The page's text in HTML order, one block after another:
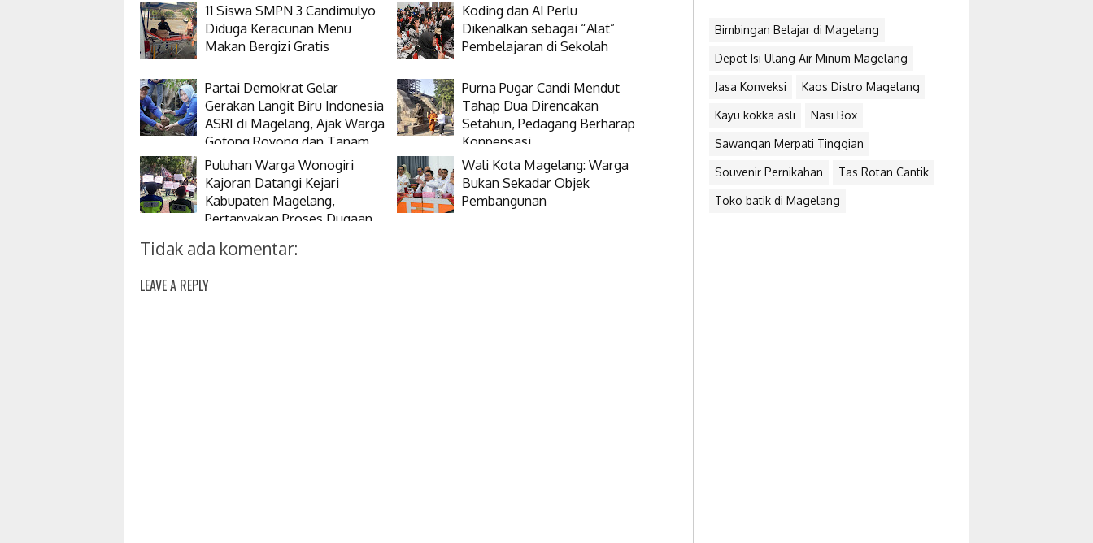
11 Siswa SMPN 3 Candimulyo
Diduga Keracunan Menu
Makan Bergizi Gratis
Koding dan AI Perlu
Dikenalkan sebagai “Alat”
Pembelajaran di Sekolah
Partai Demokrat Gelar
Gerakan Langit Biru Indonesia
ASRI di Magelang, Ajak Warga
Gotong Royong dan Tanam
Pohon
Purna Pugar Candi Mendut
Tahap Dua Direncakan
Setahun, Pedagang Berharap
Konpensasi
Puluhan Warga Wonogiri
Kajoran Datangi Kejari
Kabupaten Magelang,
Pertanyakan Proses Dugaan
Wali Kota Magelang: Warga
Bukan Sekadar Objek
Pembangunan
Tidak ada komentar:
LEAVE A REPLY
Bimbingan Belajar di Magelang
Depot Isi Ulang Air Minum Magelang
Jasa Konveksi Kaos Distro Magelang
Kayu kokka asli Nasi Box
Sawangan Merpati Tinggian
Souvenir Pernikahan Tas Rotan Cantik
Toko batik di Magelang